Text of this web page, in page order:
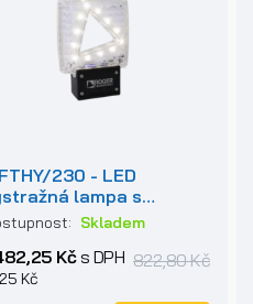
230 - LED
lampa s
anténou
Skladem
Kčs DPH
Kč
822,80 Kč